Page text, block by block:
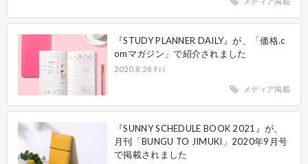
『STUDY PLANNER DAILY』が、「価格.c
omマガジン」で紹介されました
2020.8.28 Fri
メディア掲載
『SUNNY SCHEDULE BOOK 2021』が、
月刊「BUNGU TO JIMUKI」2020年9月号
で掲載されました